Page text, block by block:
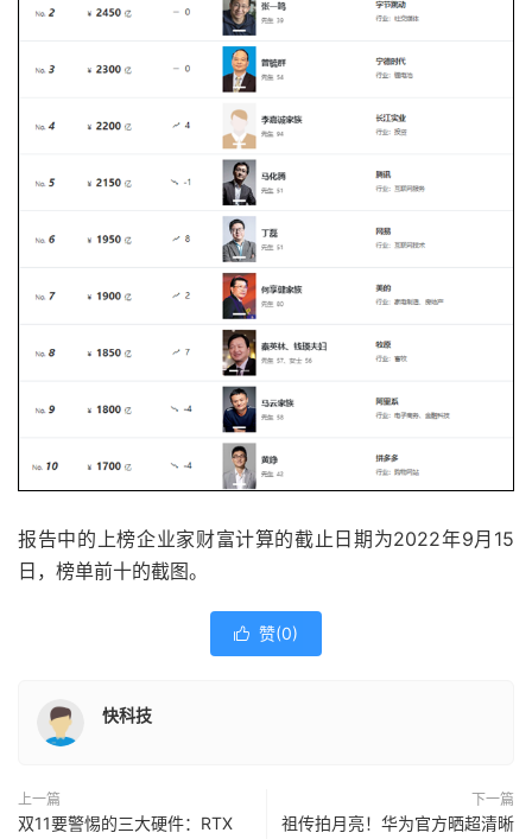
报告中的上榜企业家财富计算的截止日期为2022年9月15
日，榜单前十的截图。
 赞(0)
快科技
上一篇
双11要警惕的三大硬件：RTX
下一篇
祖传拍月亮！华为官方晒超清晰